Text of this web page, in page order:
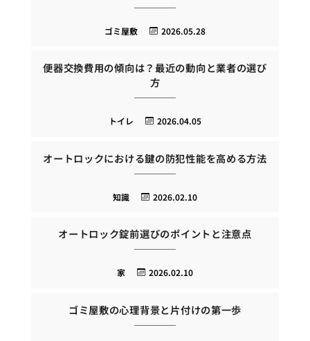
2026.05.28
ゴミ屋敷
便器交換費用の傾向は？最近の動向と業者の選び
方
2026.04.05
トイレ
オートロックにおける鍵の防犯性能を高める方法
2026.02.10
知識
オートロック錠前選びのポイントと注意点
2026.02.10
家
ゴミ屋敷の心理背景と片付けの第一歩